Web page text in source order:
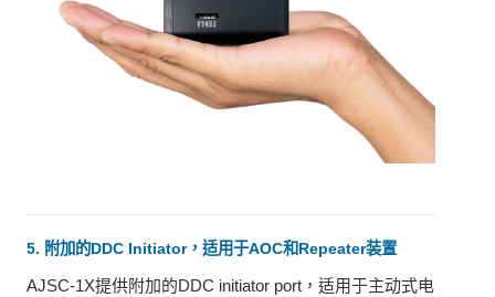
5. 附加的DDC Initiator，适用于AOC和Repeater装置
AJSC-1X提供附加的DDC initiator port，适用于主动式电